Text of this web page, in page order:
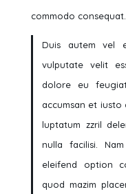
commodo consequat.
Duis autem vel
vulputate velit
dolore eu
accumsan et
luptatum zzril
nulla facilisi.
eleifend option
quod mazim